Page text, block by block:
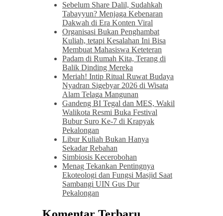
Sebelum Share Dalil, Sudahkah
Tabayyun? Menjaga Kebenaran
Dakwah di Era Konten Viral
Organisasi Bukan Penghambat
Kuliah, tetapi Kesalahan Ini Bisa
Membuat Mahasiswa Keteteran
Padam di Rumah Kita, Terang di
Balik Dinding Mereka
Meriah! Intip Ritual Ruwat Budaya
Nyadran Sigebyar 2026 di Wisata
Alam Telaga Mangunan
Gandeng BI Tegal dan MES, Wakil
Walikota Resmi Buka Festival
Bubur Suro Ke-7 di Krapyak
Pekalongan
Libur Kuliah Bukan Hanya
Sekadar Rebahan
Simbiosis Kecerobohan
Menag Tekankan Pentingnya
Ekoteologi dan Fungsi Masjid Saat
Sambangi UIN Gus Dur
Pekalongan